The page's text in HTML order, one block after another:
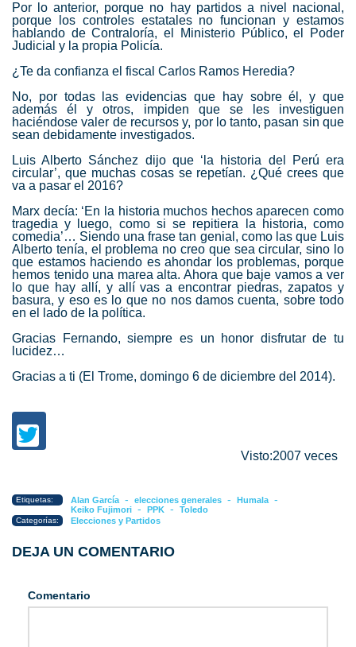
Por lo anterior, porque no hay partidos a nivel nacional,
porque los controles estatales no funcionan y estamos
hablando de Contraloría, el Ministerio Público, el Poder
Judicial y la propia Policía.
¿Te da confianza el fiscal Carlos Ramos Heredia?
No, por todas las evidencias que hay sobre él, y que
además él y otros, impiden que se les investiguen
haciéndose valer de recursos y, por lo tanto, pasan sin que
sean debidamente investigados.
Luis Alberto Sánchez dijo que ‘la historia del Perú era
circular’, que muchas cosas se repetían. ¿Qué crees que
va a pasar el 2016?
Marx decía: ‘En la historia muchos hechos aparecen como
tragedia y luego, como si se repitiera la historia, como
comedia’… Siendo una frase tan genial, como las que Luis
Alberto tenía, el problema no creo que sea circular, sino lo
que estamos haciendo es ahondar los problemas, porque
hemos tenido una marea alta. Ahora que baje vamos a ver
lo que hay allí, y allí vas a encontrar piedras, zapatos y
basura, y eso es lo que no nos damos cuenta, sobre todo
en el lado de la política.
Gracias Fernando, siempre es un honor disfrutar de tu
lucidez…
Gracias a ti (El Trome, domingo 6 de diciembre del 2014).
Visto:2007 veces
Etiquetas: Alan García - elecciones generales - Humala -
Keiko Fujimori - PPK - Toledo
Categorías: Elecciones y Partidos
DEJA UN COMENTARIO
Comentario